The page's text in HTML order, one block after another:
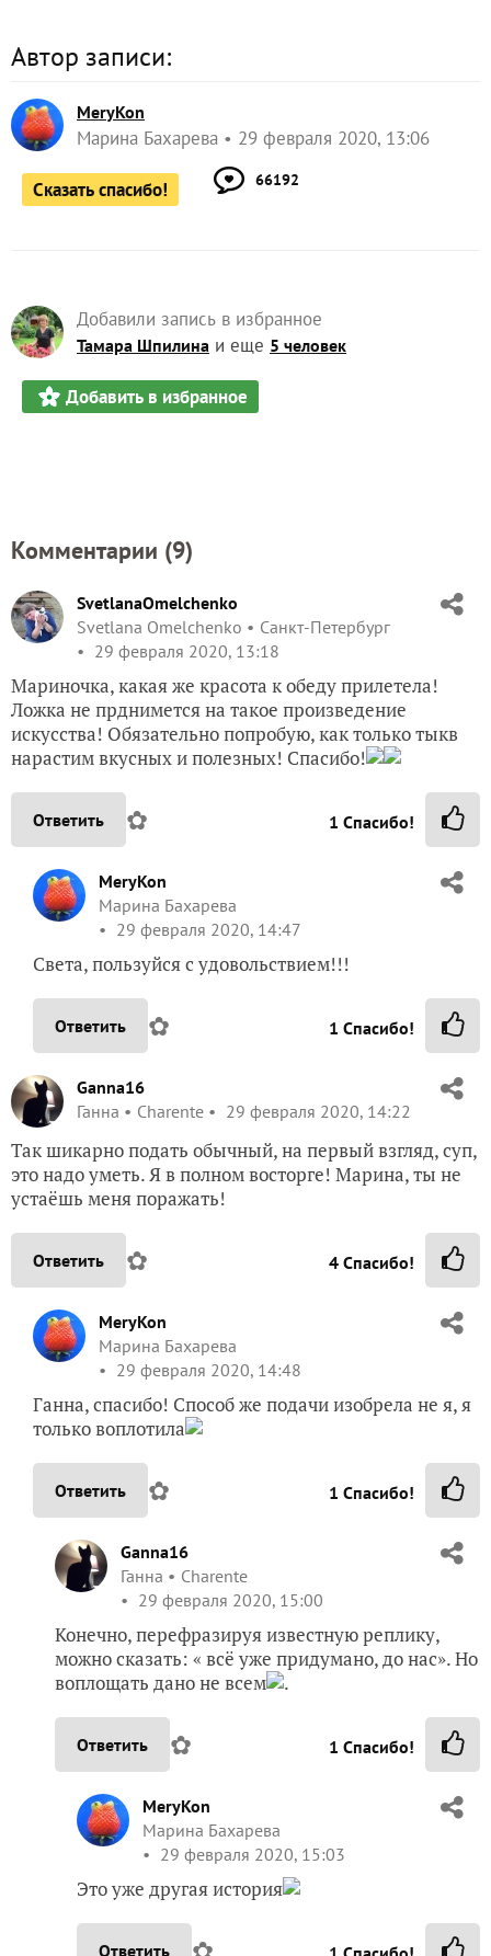
Автор записи:
MeryKon
Марина Бахарева 29 февраля 2020, 13:06
Сказать спасибо! 66192
Добавили запись в избранное
Тамара Шпилина и еще 5 человек
Добавить в избранное
Комментарии (9)
SvetlanaOmelchenko
Svetlana Omelchenko
Санкт-Петербург
29 февраля 2020, 13:18
Мариночка, какая же красота к обеду прилетела!
Ложка не прднимется на такое произведение
искусства! Обязательно попробую, как только тыкв
нарастим вкусных и полезных! Спасибо!
Ответить ✿ 1 Спасибо!
MeryKon
Марина Бахарева
29 февраля 2020, 14:47
Света, пользуйся с удовольствием!!!
Ответить ✿ 1 Спасибо!
Ganna16
Ганна
Charente 29 февраля 2020, 14:22
Так шикарно подать обычный, на первый взгляд, суп,
это надо уметь. Я в полном восторге! Марина, ты не
устаёшь меня поражать!
Ответить ✿ 4 Спасибо!
MeryKon
Марина Бахарева
29 февраля 2020, 14:48
Ганна, спасибо! Способ же подачи изобрела не я, я
только воплотила
Ответить ✿ 1 Спасибо!
Ganna16
Ганна
Charente
29 февраля 2020, 15:00
Конечно, перефразируя известную реплику,
можно сказать: « всё уже придумано, до нас». Но
воплощать дано не всем
.
Ответить ✿ 1 Спасибо!
MeryKon
Марина Бахарева
29 февраля 2020, 15:03
Это уже другая история
Ответить